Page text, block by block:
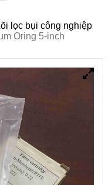
lọc bụi công nghiệp
Oring 5-inch